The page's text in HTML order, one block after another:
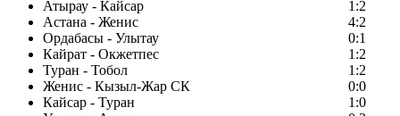
Атырау - Кайсар
1:2
Астана - Женис
4:2
Ордабасы - Улытау
0:1
Кайрат - Окжетпес
1:2
Туран - Тобол
1:2
Женис - Кызыл-Жар СК
0:0
Кайсар - Туран
1:0